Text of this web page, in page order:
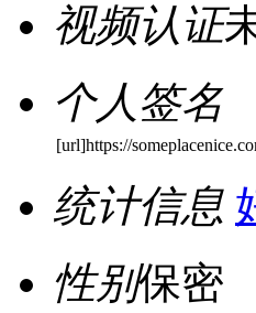
视频认证
个人签名
[url]https://
统计信息
性别保密